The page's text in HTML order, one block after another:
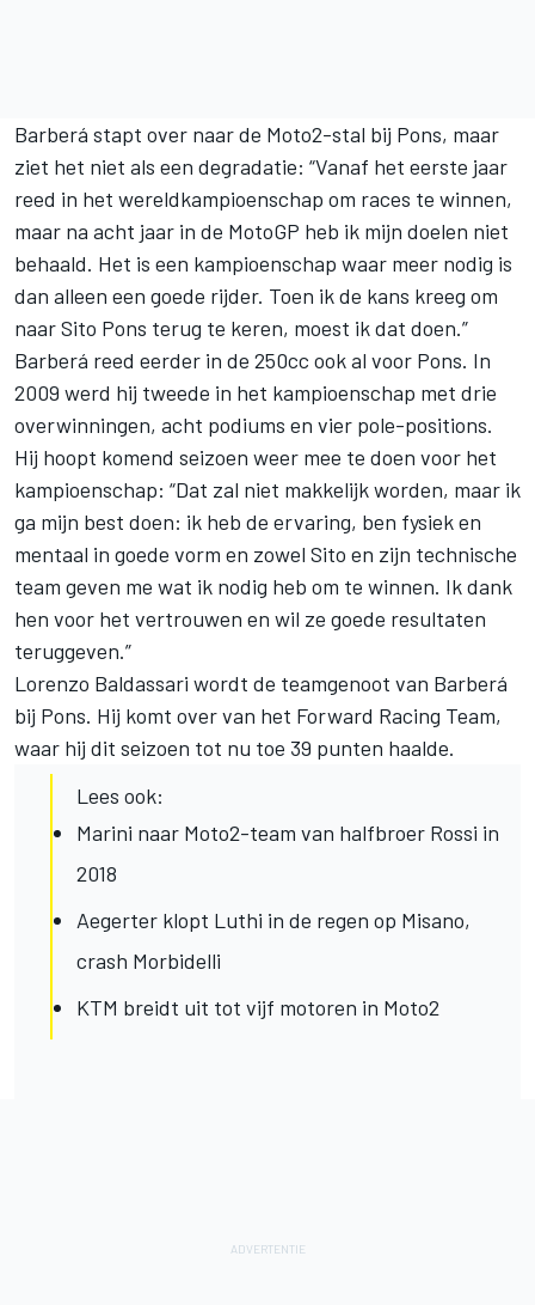
Barberá stapt over naar de Moto2-stal bij Pons, maar
ziet het niet als een degradatie: “Vanaf het eerste jaar
reed in het wereldkampioenschap om races te winnen,
maar na acht jaar in de MotoGP heb ik mijn doelen niet
behaald. Het is een kampioenschap waar meer nodig is
dan alleen een goede rijder. Toen ik de kans kreeg om
naar Sito Pons terug te keren, moest ik dat doen.”
Barberá reed eerder in de 250cc ook al voor Pons. In
2009 werd hij tweede in het kampioenschap met drie
overwinningen, acht podiums en vier pole-positions.
Hij hoopt komend seizoen weer mee te doen voor het
kampioenschap: “Dat zal niet makkelijk worden, maar ik
ga mijn best doen: ik heb de ervaring, ben fysiek en
mentaal in goede vorm en zowel Sito en zijn technische
team geven me wat ik nodig heb om te winnen. Ik dank
hen voor het vertrouwen en wil ze goede resultaten
teruggeven.”
Lorenzo Baldassari wordt de teamgenoot van Barberá
bij Pons. Hij komt over van het Forward Racing Team,
waar hij dit seizoen tot nu toe 39 punten haalde.
Lees ook:
Marini naar Moto2-team van halfbroer Rossi in
2018
Aegerter klopt Luthi in de regen op Misano,
crash Morbidelli
KTM breidt uit tot vijf motoren in Moto2